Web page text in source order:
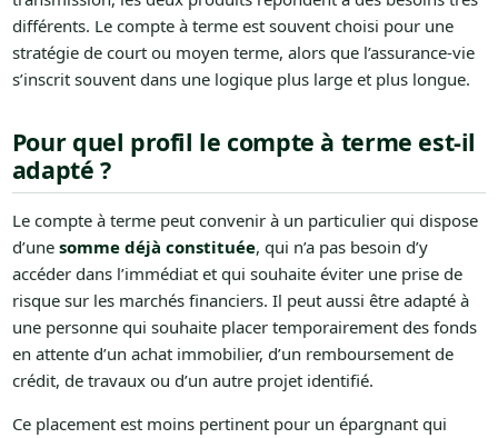
différents. Le compte à terme est souvent choisi pour une
stratégie de court ou moyen terme, alors que l’assurance-vie
s’inscrit souvent dans une logique plus large et plus longue.
Pour quel profil le compte à terme est-il
adapté ?
Le compte à terme peut convenir à un particulier qui dispose
d’une somme déjà constituée, qui n’a pas besoin d’y
accéder dans l’immédiat et qui souhaite éviter une prise de
risque sur les marchés financiers. Il peut aussi être adapté à
une personne qui souhaite placer temporairement des fonds
en attente d’un achat immobilier, d’un remboursement de
crédit, de travaux ou d’un autre projet identifié.
Ce placement est moins pertinent pour un épargnant qui